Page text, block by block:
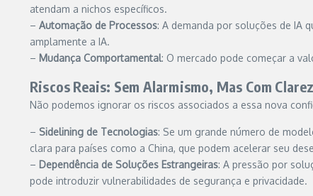
atendam a nichos específicos.
– Automação de Processos: A demanda por soluções de IA
amplamente a IA.
– Mudança Comportamental: O mercado pode começar a
Riscos Reais: Sem Alarmismo, Mas Com
Não podemos ignorar os riscos associados a essa nova
– Sidelining de Tecnologias: Se um grande número de
clara para países como a China, que podem acelerar seu
– Dependência de Soluções Estrangeiras: A pressão por
pode introduzir vulnerabilidades de segurança e privacidade.